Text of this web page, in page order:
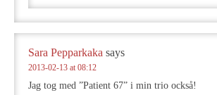
Sara Pepparkaka says
2013-02-13 at 08:12
Jag tog med ”Patient 67” i min trio också!